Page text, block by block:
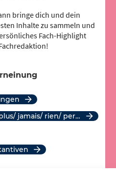
bringe dich und dein
Inhalte zu sammeln und
Fach-Highlight
que/ ni ... ni, non plus, du tout